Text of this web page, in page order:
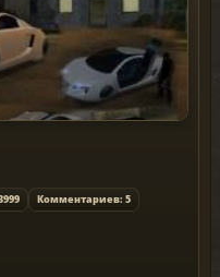
Комментариев: 5